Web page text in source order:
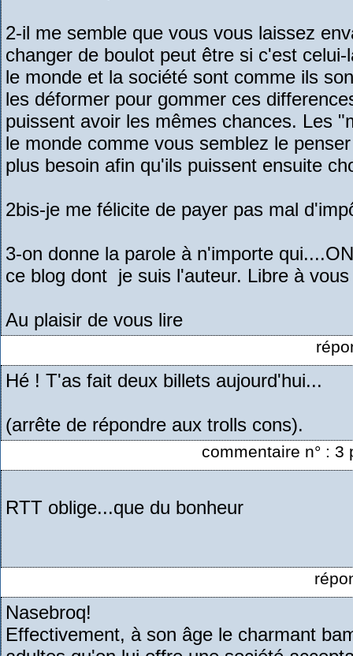
2-il me semble que vous vous laissez
changer de boulot peut être si c'est
le monde et la société sont comme ils
les déformer pour gommer ces
puissent avoir les mêmes chances. Les
le monde comme vous semblez le
plus besoin afin qu'ils puissent ensuite
2bis-je me félicite de payer pas mal
3-on donne la parole à n'importe
ce blog dont je suis l'auteur. Libre à
Au plaisir de vous lire
Hé ! T'as fait deux billets aujourd'hui...
(arrête de répondre aux trolls cons).
commentaire n° :
RTT oblige...que du bonheur
Nasebroq!
Effectivement, à son âge le charmant